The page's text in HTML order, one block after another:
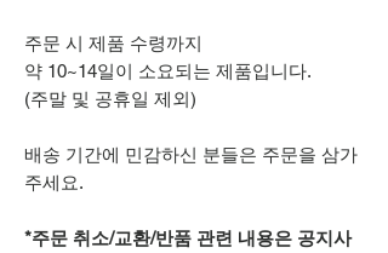
주문 시 제품 수령까지
약 10~14일이 소요되는 제품입니다.
(주말 및 공휴일 제외)
배송 기간에 민감하신 분들은 주문을 삼가
주세요.
*주문 취소/교환/반품 관련 내용은 공지사